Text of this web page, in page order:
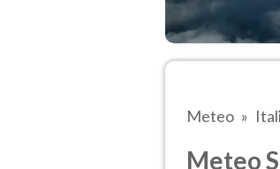
Meteo
Meteo